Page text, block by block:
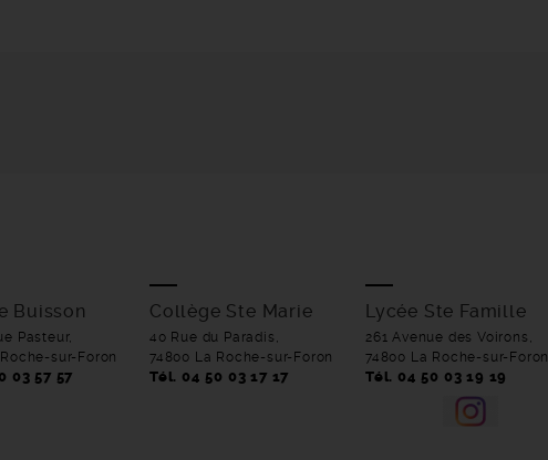
Buisson
Pasteur,
sur-Foron
03 57 57
Collège Ste Marie
40 Rue du Paradis,
74800 La Roche-sur-Foron
Tél. 04 50 03 17 17
Lycée Ste Famille
261 Avenue des Voirons,
74800 La Roche-sur-Foron
Tél. 04 50 03 19 19